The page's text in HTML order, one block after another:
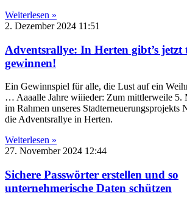
Weiterlesen »
2. Dezember 2024 11:51
Adventsrallye: In Herten gibt’s jetzt
gewinnen!
Ein Gewinnspiel für alle, die Lust auf ein
… Aaaalle Jahre wiiieder: Zum mittlerweile 5.
im Rahmen unseres Stadterneuerungsprojekts
die Adventsrallye in Herten.
Weiterlesen »
27. November 2024 12:44
Sichere Passwörter erstellen und so
unternehmerische Daten schützen